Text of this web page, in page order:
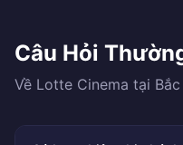
Câu Hỏi
Về Lotte Cinema tại